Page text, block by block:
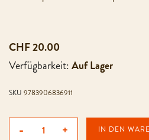
CHF 20.00
Verfügbarkeit:Auf Lager
SKU 9783906836911
- + IN DEN